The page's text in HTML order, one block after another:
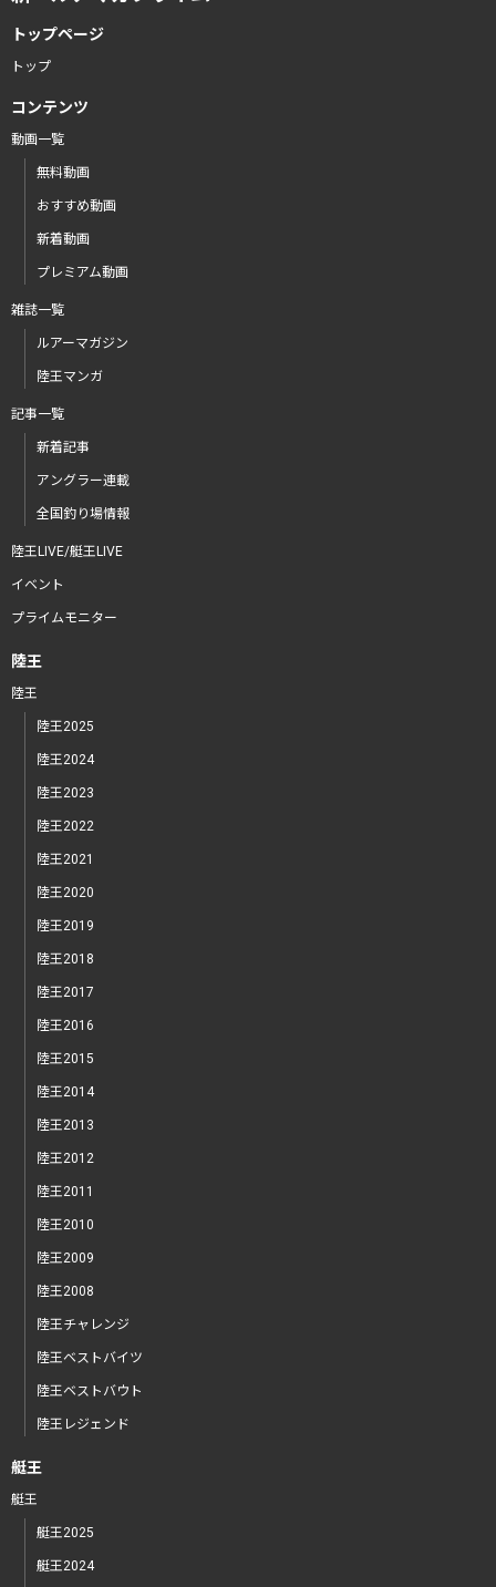
トップページ
トップ
コンテンツ
動画一覧
無料動画
おすすめ動画
新着動画
プレミアム動画
雑誌一覧
ルアーマガジン
陸王マンガ
記事一覧
新着記事
アングラー連載
全国釣り場情報
陸王LIVE/艇王LIVE
イベント
プライムモニター
陸王
陸王
陸王2025
陸王2024
陸王2023
陸王2022
陸王2021
陸王2020
陸王2019
陸王2018
陸王2017
陸王2016
陸王2015
陸王2014
陸王2013
陸王2012
陸王2011
陸王2010
陸王2009
陸王2008
陸王チャレンジ
陸王ベストバイツ
陸王ベストバウト
陸王レジェンド
艇王
艇王
艇王2025
艇王2024